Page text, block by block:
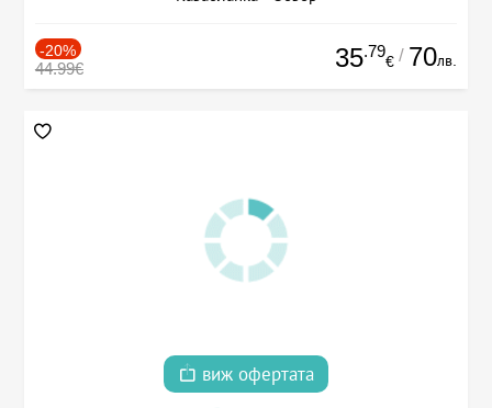
-20%
44.99€ 35.79
€ / 70лв.
виж офертата